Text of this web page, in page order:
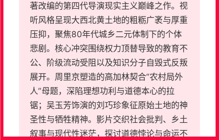
著改编的第四代导演现实主义巅峰之作。视
听风格呈现大西北黄土地的粗粝广袤与厚重
压抑，聚焦80年代城乡二元体制下的个体
悲剧。核心冲突围绕权力顶替导致的教育不
公、阶级流动受阻以及知识分子自毁式反叛
展开。周里京塑造的高加林契合“农村局外
人”母题，深陷理想功利与道德本心的拉
锯；吴玉芳饰演的刘巧珍象征原始土地的神
圣性与牺牲精神。影片交织社会批判、乡土
叙事与现代性迷茫，探讨道德悖论与命运不